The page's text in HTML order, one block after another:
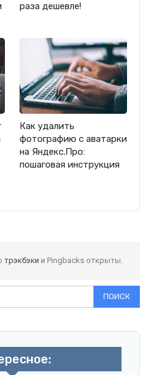
раза дешевле!
Как удалить
фотографию с аватарки
на Яндекс.Про:
пошаговая инструкция
трэкбэки и Pingbacks открыты.